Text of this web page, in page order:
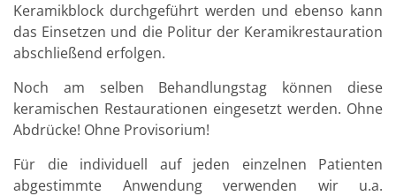
Keramikblock durchgeführt werden und ebenso kann
das Einsetzen und die Politur der Keramikrestauration
abschließend erfolgen.
Noch am selben Behandlungstag können diese
keramischen Restaurationen eingesetzt werden. Ohne
Abdrücke! Ohne Provisorium!
Für die individuell auf jeden einzelnen Patienten
abgestimmte Anwendung verwenden wir u.a.